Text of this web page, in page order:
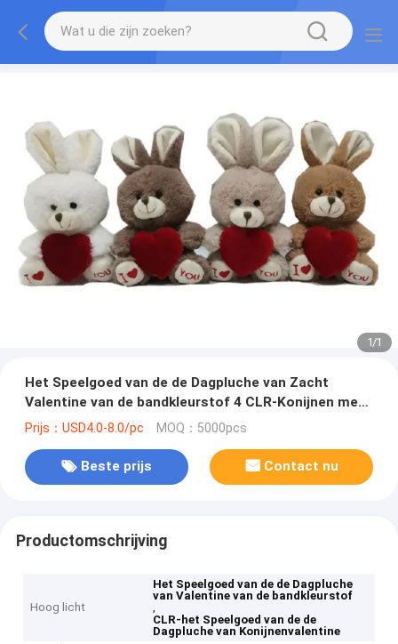
1/1
Het Speelgoed van de de Dagpluche van Zacht
Valentine van de bandkleurstof 4 CLR-Konijnen met
Rood Hart
Prijs：USD4.0-8.0/pc MOQ：5000pcs
Beste prijs Contact nu
Productomschrijving
Hoog licht
Het Speelgoed van de de Dagpluche
van Valentine van de bandkleurstof
,
CLR-het Speelgoed van de de
Dagpluche van Konijnenvalentine